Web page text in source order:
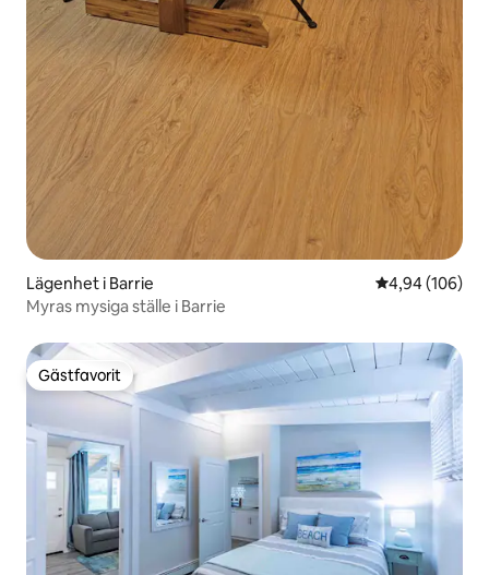
Lägenhet i Barrie 4,94 av 5 i
4,94 (106)
Myras mysiga ställe i Barrie
Gästfavorit
Gästfavorit